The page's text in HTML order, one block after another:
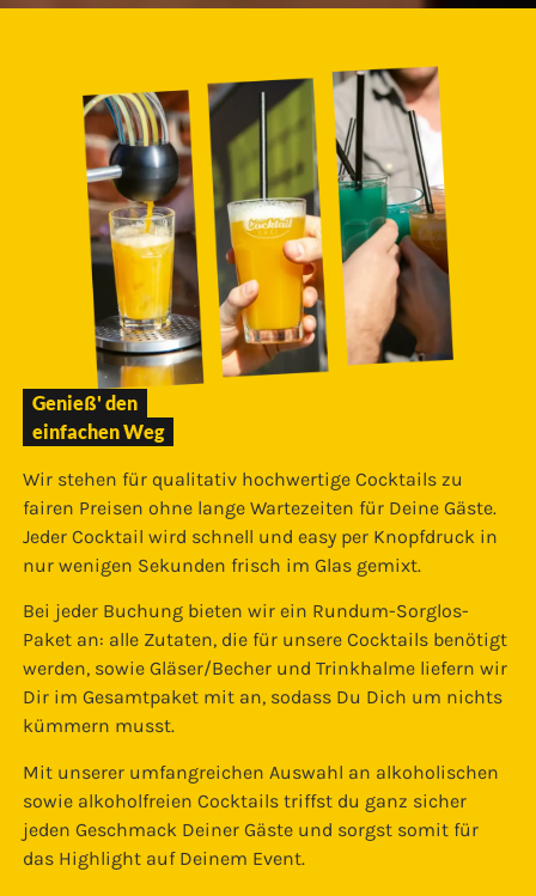
Genieß' den
einfachen Weg
Wir stehen für qualitativ hochwertige Cocktails zu
fairen Preisen ohne lange Wartezeiten für Deine Gäste.
Jeder Cocktail wird schnell und easy per Knopfdruck in
nur wenigen Sekunden frisch im Glas gemixt.
Bei jeder Buchung bieten wir ein Rundum-Sorglos-
Paket an: alle Zutaten, die für unsere Cocktails benötigt
werden, sowie Gläser/Becher und Trinkhalme liefern wir
Dir im Gesamtpaket mit an, sodass Du Dich um nichts
kümmern musst.
Mit unserer umfangreichen Auswahl an alkoholischen
sowie alkoholfreien Cocktails triffst du ganz sicher
jeden Geschmack Deiner Gäste und sorgst somit für
das Highlight auf Deinem Event.